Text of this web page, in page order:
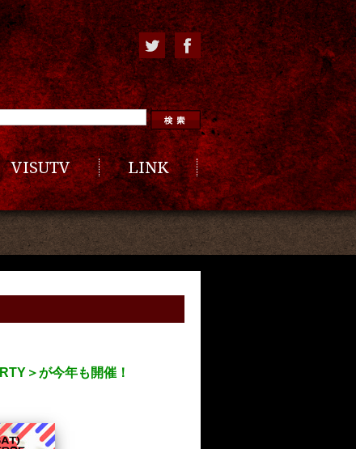
VISUTV LINK
＞が今年も開催！